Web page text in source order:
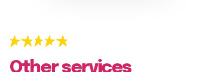
Digital Marketing Services
Content & copywriting
Other services